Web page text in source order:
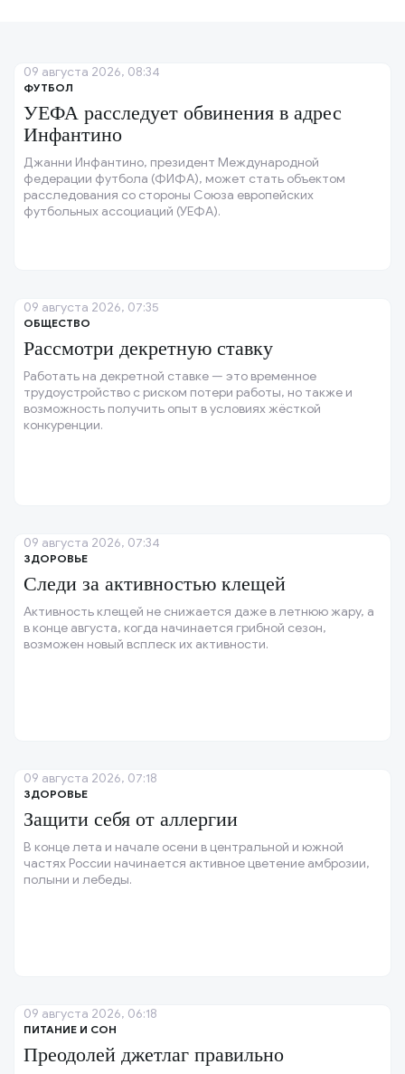
ФУТБОЛ
УЕФА расследует обвинения в адрес
Инфантино
Джанни Инфантино, президент Международной
федерации футбола (ФИФА), может стать объектом
расследования со стороны Союза европейских
футбольных ассоциаций (УЕФА).
09 августа 2026, 08:34
ОБЩЕСТВО
Рассмотри декретную ставку
Работать на декретной ставке — это временное
трудоустройство с риском потери работы, но также и
возможность получить опыт в условиях жёсткой
конкуренции.
09 августа 2026, 07:35
ЗДОРОВЬЕ
Следи за активностью клещей
Активность клещей не снижается даже в летнюю жару, а
в конце августа, когда начинается грибной сезон,
возможен новый всплеск их активности.
09 августа 2026, 07:34
ЗДОРОВЬЕ
Защити себя от аллергии
В конце лета и начале осени в центральной и южной
частях России начинается активное цветение амброзии,
полыни и лебеды.
09 августа 2026, 07:18
ПИТАНИЕ И СОН
Преодолей джетлаг правильно
09 августа 2026, 06:18